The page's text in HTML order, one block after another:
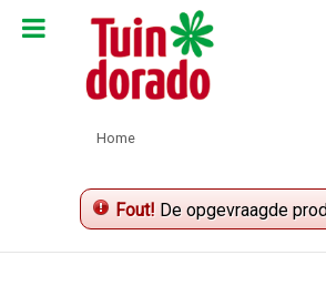
naar
Home
Fout! De opgevraagde